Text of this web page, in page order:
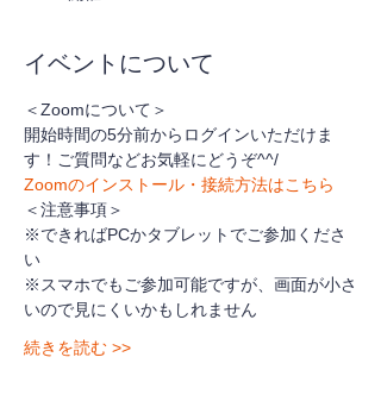
イベントについて
＜Zoomについて＞
開始時間の5分前からログインいただけま
す！ご質問などお気軽にどうぞ^^/
Zoomのインストール・接続方法はこちら
＜注意事項＞
※できればPCかタブレットでご参加くださ
い
※スマホでもご参加可能ですが、画面が小さ
いので見にくいかもしれません
続きを読む >>